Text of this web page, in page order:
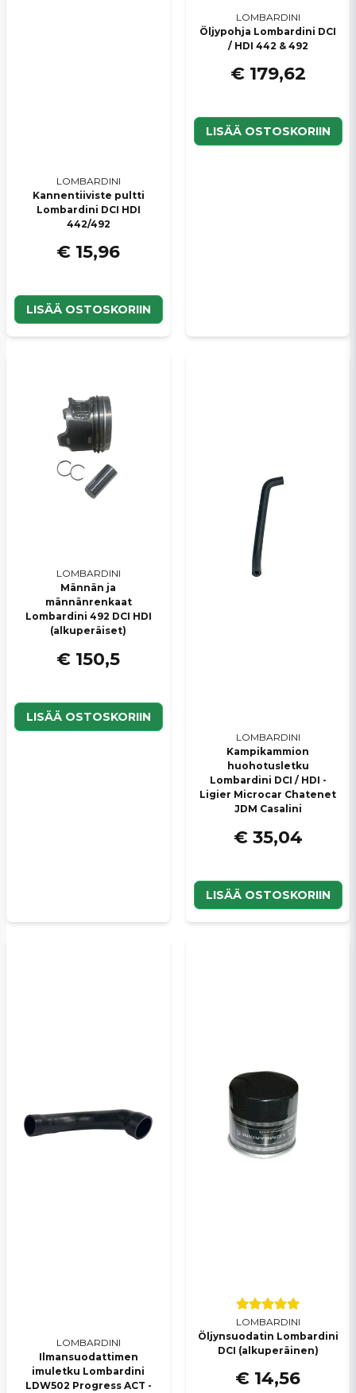
LOMBARDINI
Kannentiiviste pultti
Lombardini DCI HDI
442/492
€ 15,96
LISÄÄ OSTOSKORIIN
LOMBARDINI
Öljypohja Lombardini DCI
/ HDI 442 & 492
€ 179,62
LISÄÄ OSTOSKORIIN
LOMBARDINI
Männän ja
männänrenkaat
Lombardini 492 DCI HDI
(alkuperäiset)
€ 150,5
LISÄÄ OSTOSKORIIN
LOMBARDINI
Kampikammion
huohotusletku
Lombardini DCI / HDI -
Ligier Microcar Chatenet
JDM Casalini
€ 35,04
LISÄÄ OSTOSKORIIN
LOMBARDINI
Ilmansuodattimen
imuletku Lombardini
LDW502 Progress ACT -
LOMBARDINI
Öljynsuodatin Lombardini
DCI (alkuperäinen)
€ 14,56